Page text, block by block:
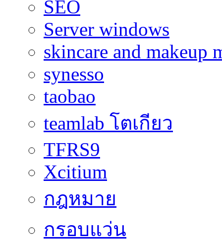
SEO
Server windows
skincare and makeup
synesso
taobao
teamlab โตเกียว
TFRS9
Xcitium
กฎหมาย
กรอบแว่น